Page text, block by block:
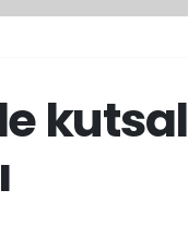
kutsal